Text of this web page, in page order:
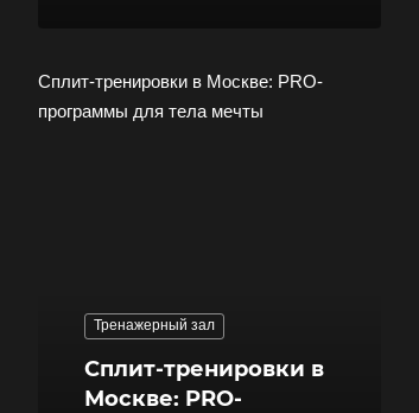
Сплит-тренировки в Москве: PRO-
программы для тела мечты
Тренажерный зал
Сплит-тренировки в
Москве: PRO-